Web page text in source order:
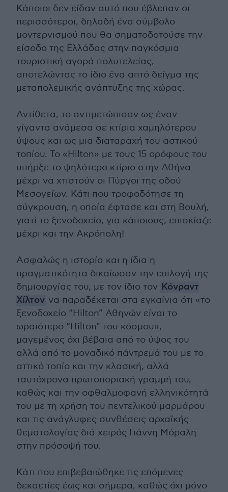
Κάποιοι δεν είδαν αυτό που έβλεπαν οι
περισσότεροι, δηλαδή ένα σύμβολο
μοντερνισμού που θα σηματοδοτούσε την
είσοδο της Ελλάδας στην παγκόσμια
τουριστική αγορά πολυτελείας,
αποτελώντας το ίδιο ένα απτό δείγμα της
μεταπολεμικής ανάπτυξης της χώρας.
Αντίθετα, το αντιμετώπισαν ως έναν
γίγαντα ανάμεσα σε κτίρια χαμηλότερου
ύψους και ως μια διαταραχή του αστικού
τοπίου. Το «Hilton» με τους 15 ορόφους του
υπήρξε το ψηλότερο κτίριο στην Αθήνα
μέχρι να χτιστούν οι Πύργοι της οδού
Μεσογείων. Κάτι που τροφοδότησε τη
σύγκρουση, η οποία έφτασε και στη Βουλή,
γιατί το ξενοδοχείο, για κάποιους, επισκίαζε
μέχρι και την Ακρόπολη!
Ασφαλώς η ιστορία και η ίδια η
πραγματικότητα δικαίωσαν την επιλογή της
δημιουργίας του, με τον ίδιο τον Κόνραντ
Χίλτον να παραδέχεται στα εγκαίνια ότι «το
ξενοδοχείο “Hilton” Αθηνών είναι το
ωραιότερο “Hilton” του κόσμου»,
μαγεμένος όχι βέβαια από το ύψος του
αλλά από το μοναδικό πάντρεμά του με το
αττικό τοπίο και την κλασική, αλλά
ταυτόχρονα πρωτοποριακή γραμμή του,
καθώς και την οφθαλμοφανή ελληνικότητά
του με τη χρήση του πεντελικού μαρμάρου
και τις ανάγλυφες συνθέσεις αρχαϊκής
θεματολογίας διά χειρός Γιάννη Μόραλη
στην πρόσοψή του.
Κάτι που επιβεβαιώθηκε τις επόμενες
δεκαετίες έως και σήμερα, καθώς όχι μόνο